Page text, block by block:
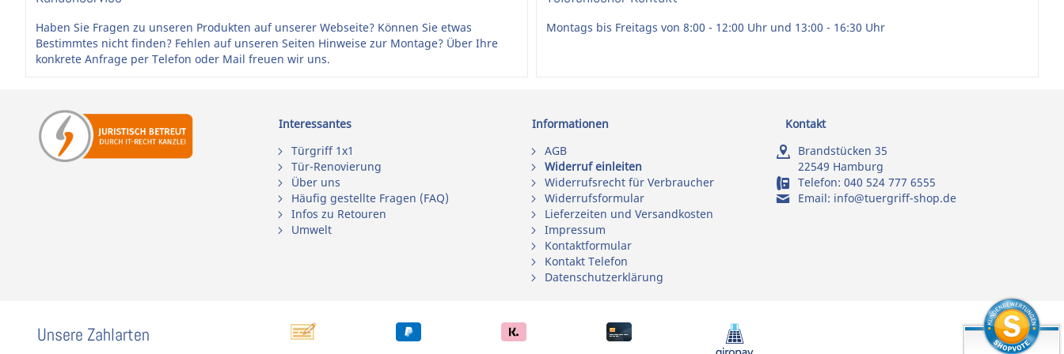
Haben Sie Fragen zu unseren Produkten auf unserer Webseite? Können Sie etwas
Bestimmtes nicht finden? Fehlen auf unseren Seiten Hinweise zur Montage? Über Ihre
konkrete Anfrage per Telefon oder Mail freuen wir uns.
Montags bis Freitags von 8:00 - 12:00 Uhr und 13:00 - 16:30 Uhr
Interessantes
Türgriff 1x1
Tür-Renovierung
Über uns
Häufig gestellte Fragen (FAQ)
Infos zu Retouren
Umwelt
Informationen
AGB
Widerruf einleiten
Widerrufsrecht für Verbraucher
Widerrufsformular
Lieferzeiten und Versandkosten
Impressum
Kontaktformular
Kontakt Telefon
Datenschutzerklärung
Kontakt
Brandstücken 35
22549 Hamburg
Telefon: 040 524 777 6555
Email: info@tuergriff-shop.de
Unsere Zahlarten